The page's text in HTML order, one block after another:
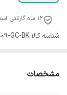
12 ماه گارانتی استاندارد
شناسه کالاGC-BK
مشخصات